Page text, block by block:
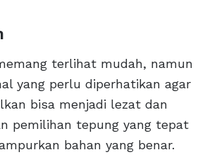
terlihat mudah, namun
yang perlu diperhatikan agar
bisa menjadi lezat dan
pemilihan tepung yang tepat
bahan yang benar.